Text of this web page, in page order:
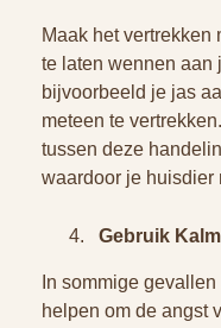
Maak het
te laten wennen aan
bijvoorbeeld je jas
meteen te
tussen deze
waardoor je huisdier
Gebruik
In sommige
helpen om de angst